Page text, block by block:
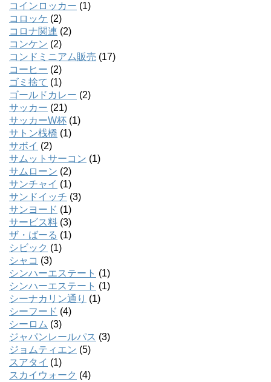
コインロッカー (1)
コロッケ (2)
コロナ関連 (2)
コンケン (2)
コンドミニアム販売 (17)
コーヒー (2)
ゴミ捨て (1)
ゴールドカレー (2)
サッカー (21)
サッカーW杯 (1)
サトン桟橋 (1)
サボイ (2)
サムットサーコン (1)
サムローン (2)
サンチャイ (1)
サンドイッチ (3)
サンヨード (1)
サービス料 (3)
ザ・ばーる (1)
シビック (1)
シャコ (3)
シンハーエステート (1)
シンハーエステート (1)
シーナカリン通り (1)
シーフード (4)
シーロム (3)
ジャパンレールパス (3)
ジョムティエン (5)
スアタイ (1)
スカイウォーク (4)